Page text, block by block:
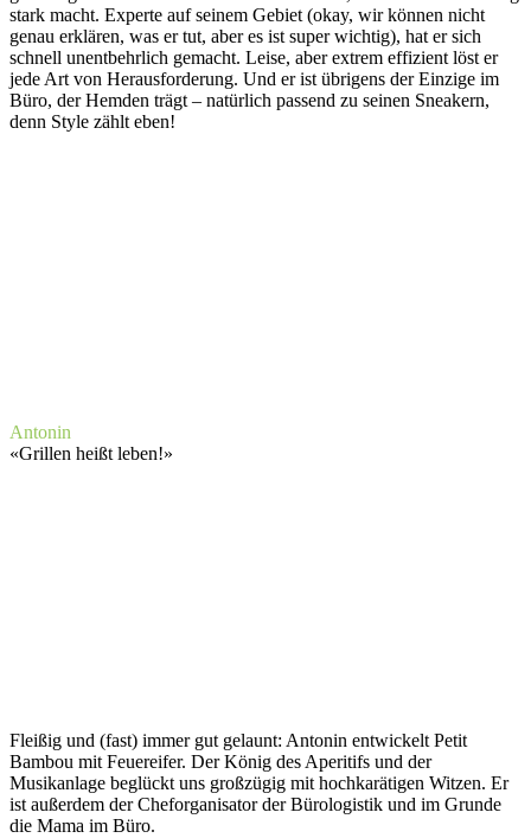
stark macht. Experte auf seinem Gebiet (okay, wir können nicht
genau erklären, was er tut, aber es ist super wichtig), hat er sich
schnell unentbehrlich gemacht. Leise, aber extrem effizient löst er
jede Art von Herausforderung. Und er ist übrigens der Einzige im
Büro, der Hemden trägt – natürlich passend zu seinen Sneakern,
denn Style zählt eben!
Antonin
«Grillen heißt leben!»
Fleißig und (fast) immer gut gelaunt: Antonin entwickelt Petit
Bambou mit Feuereifer. Der König des Aperitifs und der
Musikanlage beglückt uns großzügig mit hochkarätigen Witzen. Er
ist außerdem der Cheforganisator der Bürologistik und im Grunde
die Mama im Büro.